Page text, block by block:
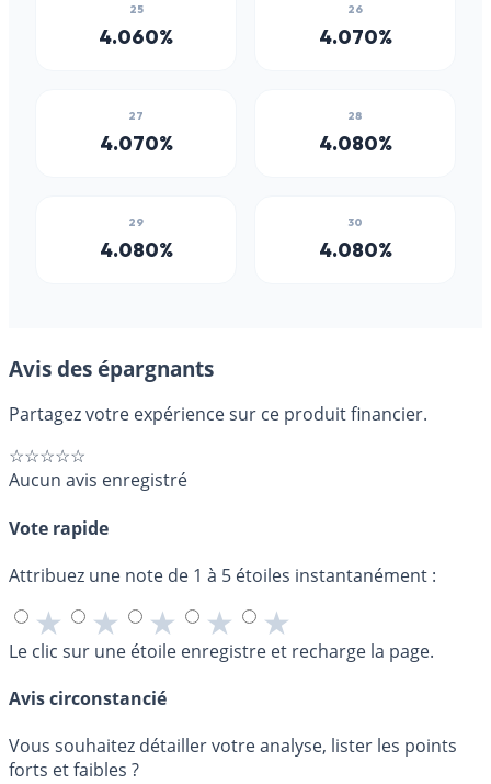
Avis des épargnants
Partagez votre expérience sur ce produit financier.
☆☆☆☆☆
Aucun avis enregistré
Vote rapide
Attribuez une note de 1 à 5 étoiles instantanément :
★ ★ ★ ★ ★
Le clic sur une étoile enregistre et recharge la page.
Avis circonstancié
Vous souhaitez détailler votre analyse, lister les points
forts et faibles ?